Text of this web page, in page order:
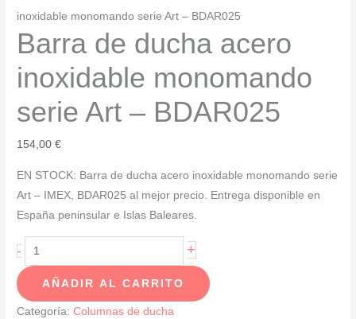
inoxidable monomando serie Art – BDAR025
Barra de ducha acero
inoxidable monomando
serie Art – BDAR025
154,00€
EN STOCK: Barra de ducha acero inoxidable monomando serie
Art – IMEX, BDAR025 al mejor precio. Entrega disponible en
España peninsular e Islas Baleares.
-
Barra
de
ducha
acero
+
AÑADIR AL CARRITO
Categoría:Columnas de ducha